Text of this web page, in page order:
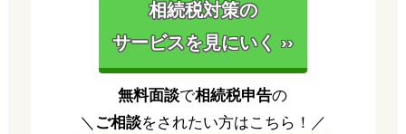
相続税対策の
サービスを見にいく ››
無料面談で相続税申告の
＼ ご相談をされたい方はこちら！／